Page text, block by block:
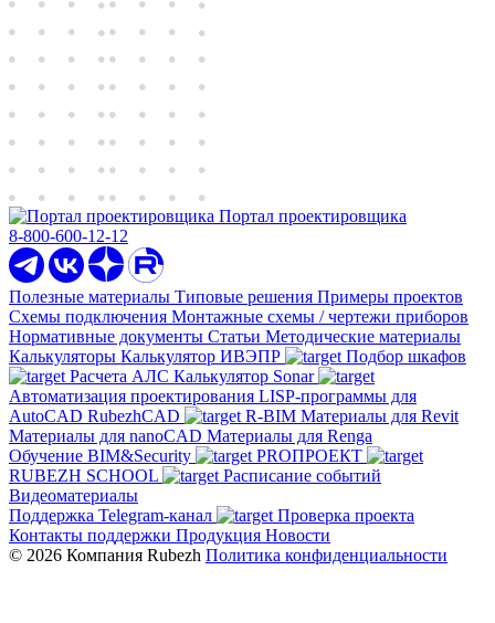
Портал проектировщика
8-800-600-12-12
Полезные материалы Типовые решения Примеры проектов
Схемы подключения Монтажные схемы / чертежи приборов
Нормативные документы Статьи Методические материалы
Калькуляторы Калькулятор ИВЭПР
Подбор шкафов
Расчета АЛС Калькулятор Sonar
Автоматизация проектирования LISP-программы для
AutoCAD RubezhCAD R-BIM Материалы для Revit
Материалы для nanoCAD Материалы для Renga
Обучение BIM&Security
PROПРОЕКТ
RUBEZH SCHOOL
Расписание событий
Видеоматериалы
Поддержка Telegram-канал
Проверка проекта
Контакты поддержки Продукция Новости
© 2026 Компания Rubezh Политика конфиденциальности